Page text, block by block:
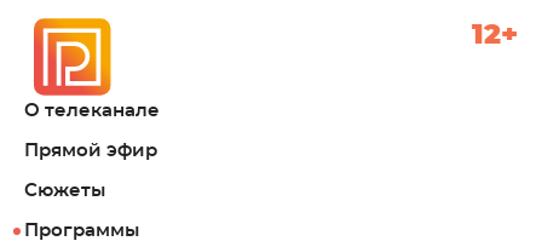
О телеканале
Прямой эфир
Сюжеты
Программы
12+